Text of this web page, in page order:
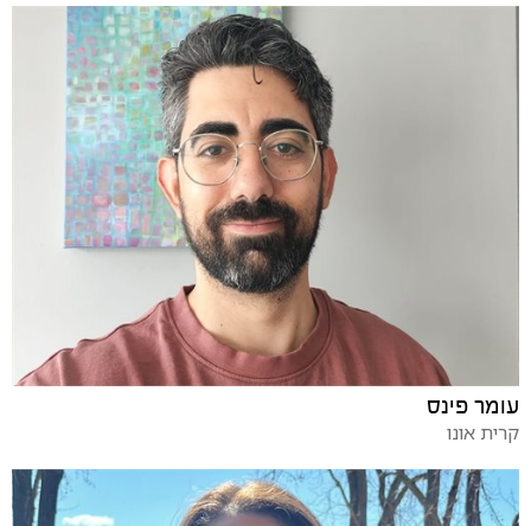
עומר פינס
קרית אונו